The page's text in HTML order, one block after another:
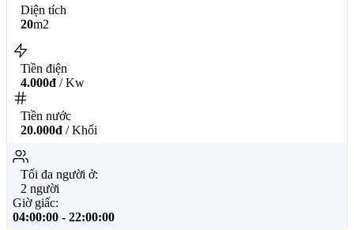
Diện tích
20m2
Tiền điện
4.000đ / Kw
Tiền nước
20.000đ / Khối
Tối đa người ở:
2 người
Giờ giấc:
04:00:00 - 22:00:00